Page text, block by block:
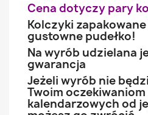
Cena dotyczy pary
Kolczyki
gustowne pudełko!
Na wyrób udzielana
gwarancja
Jeżeli wyrób nie
Twoim oczekiwaniom
kalendarzowych od